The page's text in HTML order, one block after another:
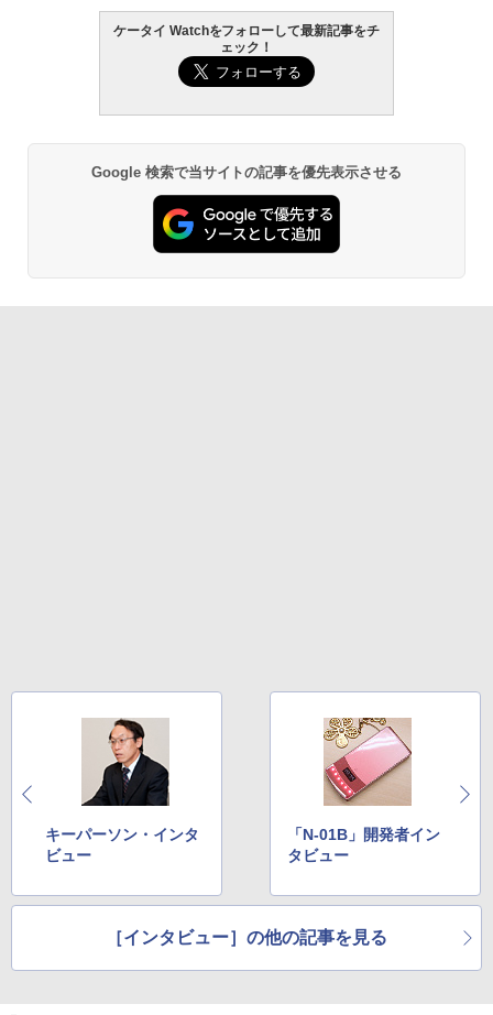
ケータイ Watchをフォローして最新記事をチ
ェック！
Google 検索で当サイトの記事を優先表示させる
キーパーソン・インタ
ビュー
「N-01B」開発者イン
タビュー
［インタビュー］の他の記事を見る